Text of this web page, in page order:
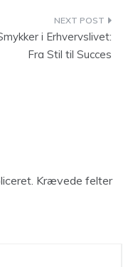
i Erhvervslivet:
Fra Stil til Succes
Krævede felter